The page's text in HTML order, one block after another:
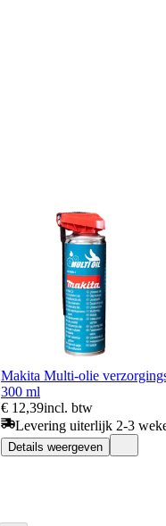
Makita Multi-olie
300 ml
€ 12,39incl. btw
Levering uiterlijk 2-3
Details weergeven